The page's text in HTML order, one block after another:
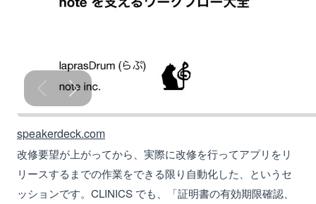
speakerdeck.com
改修要望が上がってから、実際に改修を行ってアプリをリ
リースするまでの作業をできる限り自動化した、というセ
ッションです。CLINICS でも、「証明書の有効期限確認、